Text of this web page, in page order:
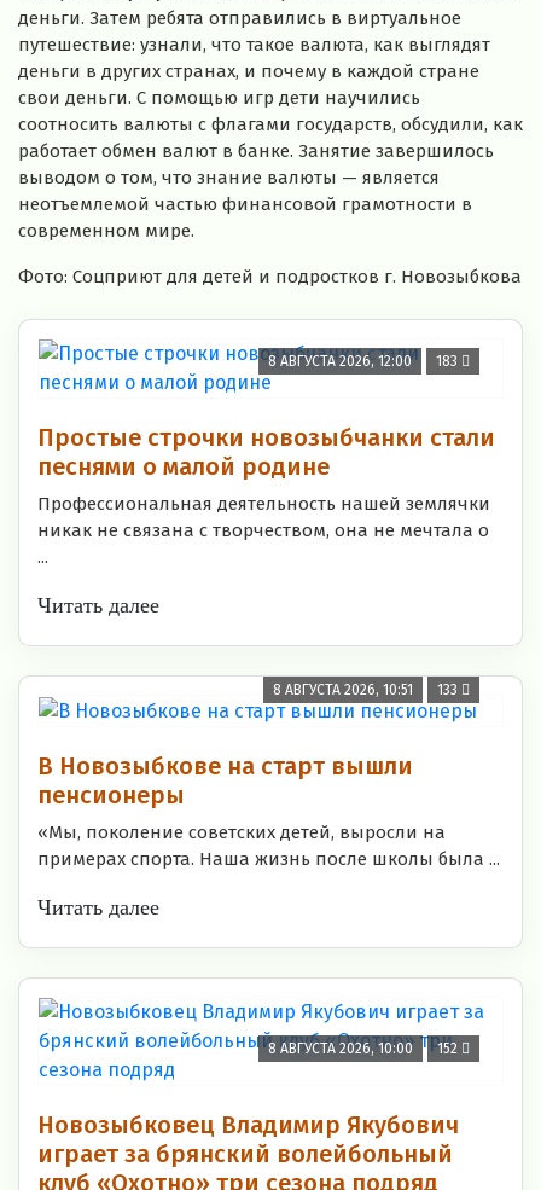
деньги. Затем ребята отправились в виртуальное
путешествие: узнали, что такое валюта, как выглядят
деньги в других странах, и почему в каждой стране
свои деньги. С помощью игр дети научились
соотносить валюты с флагами государств, обсудили, как
работает обмен валют в банке. Занятие завершилось
выводом о том, что знание валюты — является
неотъемлемой частью финансовой грамотности в
современном мире.
Фото: Соцприют для детей и подростков г. Новозыбкова
8 АВГУСТА 2026, 12:00 183
Простые строчки новозыбчанки стали
песнями о малой родине
Профессиональная деятельность нашей землячки
никак не связана с творчеством, она не мечтала о
...
Читать далее
8 АВГУСТА 2026, 10:51 133
В Новозыбкове на старт вышли
пенсионеры
«Мы, поколение советских детей, выросли на
примерах спорта. Наша жизнь после школы была ...
Читать далее
8 АВГУСТА 2026, 10:00 152
Новозыбковец Владимир Якубович
играет за брянский волейбольный
клуб «Охотно» три сезона подряд